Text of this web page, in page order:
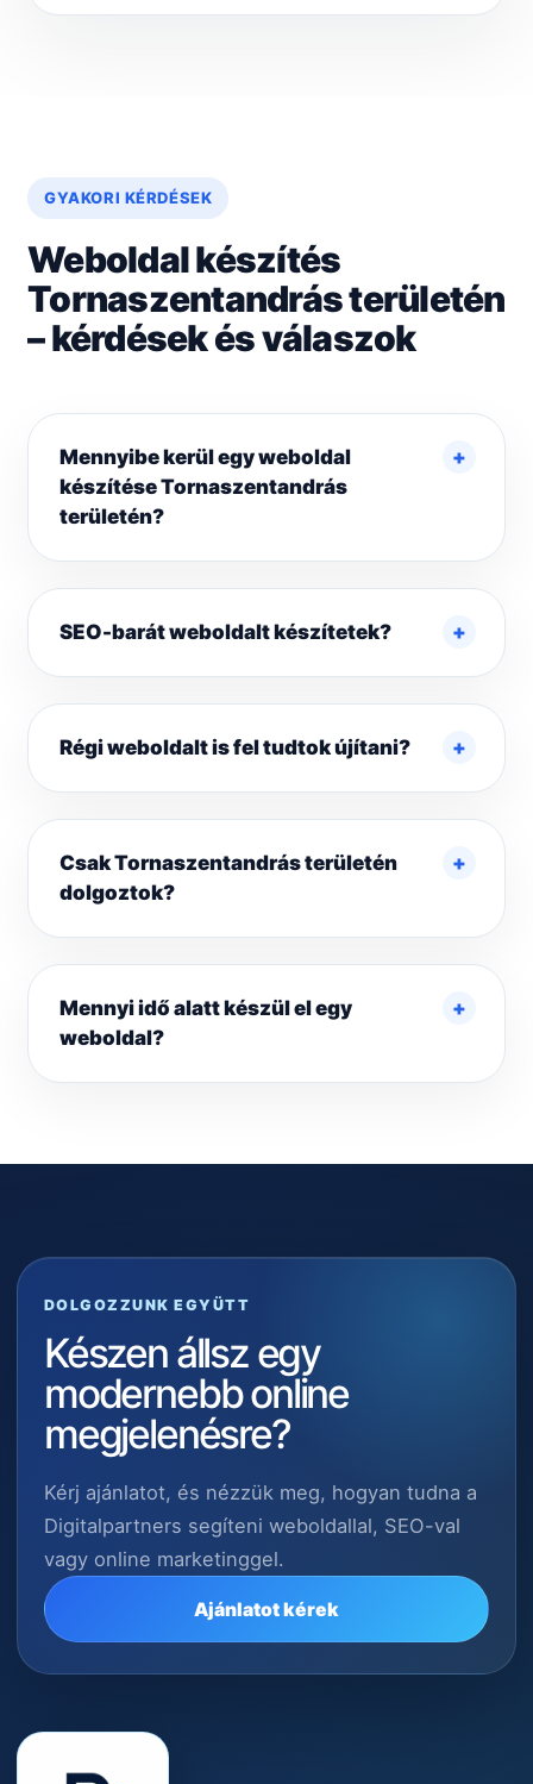
GYAKORI KÉRDÉSEK
Weboldal készítés
Tornaszentandrás területén
– kérdések és válaszok
Mennyibe kerül egy weboldal
készítése Tornaszentandrás
területén?
SEO-barát weboldalt készítetek?
Régi weboldalt is fel tudtok újítani?
Csak Tornaszentandrás területén
dolgoztok?
Mennyi idő alatt készül el egy
weboldal?
DOLGOZZUNK EGYÜTT
Készen állsz egy
modernebb online
megjelenésre?
Kérj ajánlatot, és nézzük meg, hogyan tudna a
Digitalpartners segíteni weboldallal, SEO-val
vagy online marketinggel.
Ajánlatot kérek